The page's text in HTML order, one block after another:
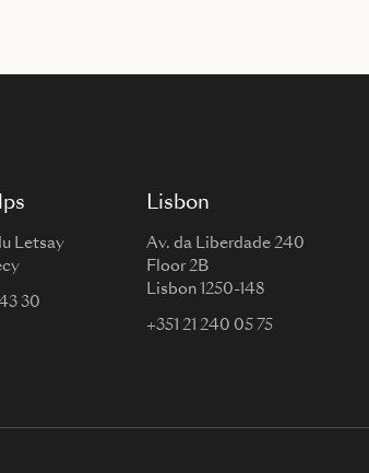
Letsay
30
Lisbon
Av. da Liberdade 240
Floor 2B
Lisbon 1250-148
+351 21 240 05 75